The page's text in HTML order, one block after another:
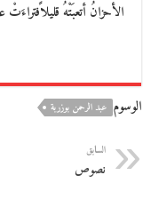
الأحزانُ أتعبَتْهُ
الوسوم عبد الرحمن بوزربة
السابق
نصوص